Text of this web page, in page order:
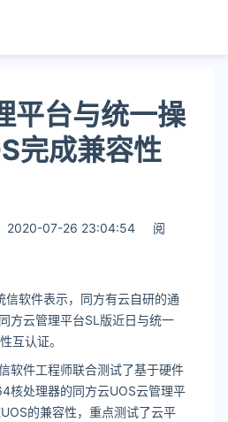
平台与统一操
完成兼容性
2020-07-26 23:04:54
阅
软件表示，同方有云自研的通
方云管理平台SL版近日与统一
互认证。
软件工程师联合测试了基于硬件
核处理器的同方云UOS云管理平
的兼容性，重点测试了云平